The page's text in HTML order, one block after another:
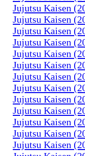
Jujutsu Kaisen
Jujutsu Kaisen
Jujutsu Kaisen
Jujutsu Kaisen
Jujutsu Kaisen
Jujutsu Kaisen
Jujutsu Kaisen
Jujutsu Kaisen
Jujutsu Kaisen
Jujutsu Kaisen
Jujutsu Kaisen
Jujutsu Kaisen
Jujutsu Kaisen